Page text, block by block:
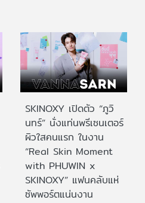
SKINOXY เปิดตัว “ภูวิ
นทร์” นั่งแท่นพรีเซนเตอร์
ผิวใสคนแรก ในงาน
“Real Skin Moment
with PHUWIN x
SKINOXY” แฟนคลับแห่
ซัพพอร์ตแน่นงาน